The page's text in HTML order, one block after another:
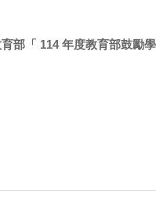
部「 114 年度教育部鼓勵